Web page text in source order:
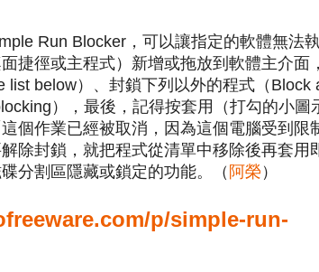
Run Blocker，可以讓指定的軟體無法
捷徑或主程式）新增或拖放到軟體主介面
list below）、封鎖下列以外的程式（Block
），最後，記得按套用（打勾的小圖
個作業已經被取消，因為這個電腦受到限
除封鎖，就把程式從清單中移除後再套用
分割區隱藏或鎖定的功能。（ 阿榮 ）
p/simple-run-